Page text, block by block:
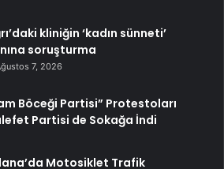
kliniğin ‘kadın sünneti’
soruşturma
7, 2026
Böceği Partisi” Protestoları
Partisi de Sokağa İndi
Motosiklet Trafik